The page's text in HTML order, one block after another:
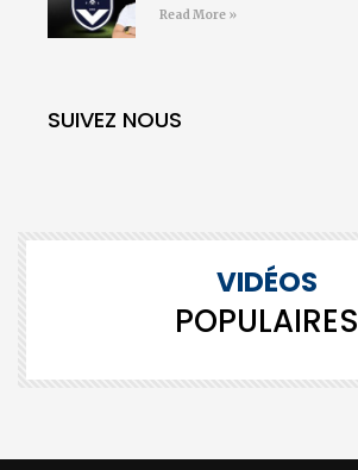
Read More »
SUIVEZ NOUS
VIDÉOS
POPULAIRES